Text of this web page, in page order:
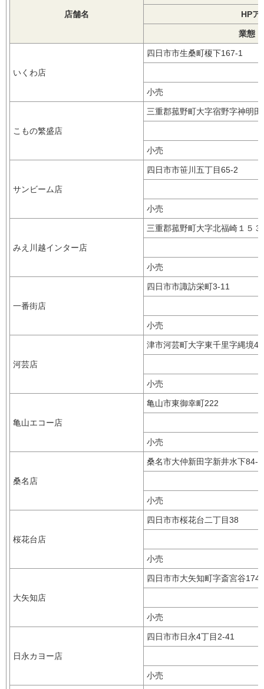
店舗名 HPア
業態
いくわ店
四日市市生桑町榎下167-1
小売
こもの繁盛店
三重郡菰野町大字宿野字神明
小売
サンビーム店
四日市市笹川五丁目65-2
小売
みえ川越インター店
三重郡菰野町大字北福崎１５
小売
一番街店
四日市市諏訪栄町3-11
小売
河芸店
津市河芸町大字東千里字縄境
小売
亀山エコー店
亀山市東御幸町222
小売
桑名店
桑名市大仲新田字新井水下
小売
桜花台店
四日市市桜花台二丁目38
小売
大矢知店
四日市市大矢知町字斎宮谷
小売
日永カヨー店
四日市市日永4丁目2-41
小売